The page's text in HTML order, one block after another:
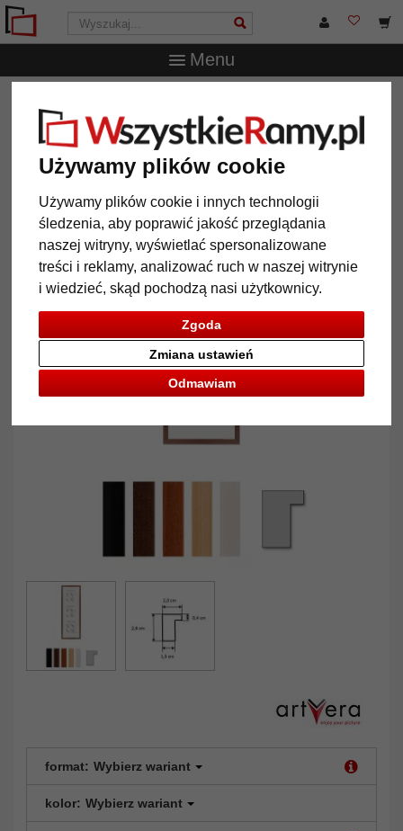
Używamy plików cookie
Używamy plików cookie i innych technologii
śledzenia, aby poprawić jakość przeglądania
naszej witryny, wyświetlać spersonalizowane
treści i reklamy, analizować ruch w naszej witrynie
i wiedzieć, skąd pochodzą nasi użytkownicy.
Zgoda
Odmawiam
Zmiana ustawień
Menu
Multiramka na 3 zdjęcia Lund, 23x70 cm - 13x18 cm
Multiramka na 3 zdjęcia Lund,
23x70 cm - 13x18 cm
Powrót
format: Wybierz wariant
kolor: Wybierz wariant